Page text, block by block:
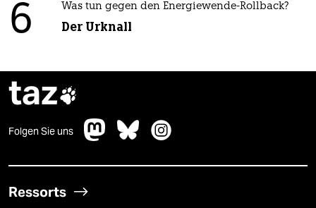
6 Was tun gegen den Energiewende-Rollback?
Der Urknall
taz
Folgen Sie uns
Ressorts